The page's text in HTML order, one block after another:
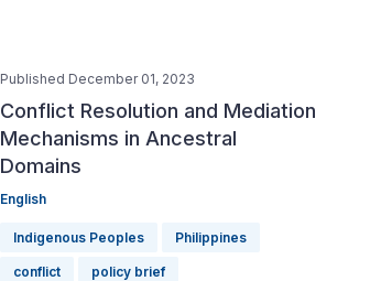
Published December 01, 2023
Conflict Resolution and Mediation
Mechanisms in Ancestral
Domains
English
Indigenous Peoples Philippines
conflict policy brief